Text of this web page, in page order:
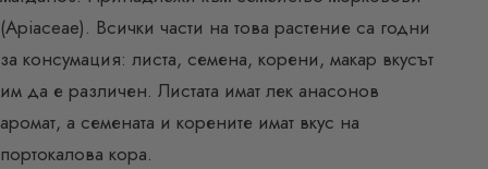
(Apiaceae). Всички части на това растение са годни
за консумация: листа, семена, корени, макар вкусът
им да е различен. Листата имат лек анасонов
аромат, а семената и корените имат вкус на
портокалова кора.